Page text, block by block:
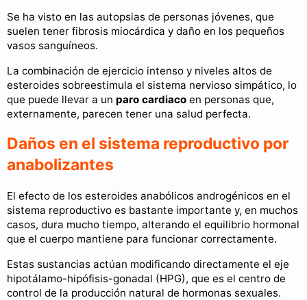
Se ha visto en las autopsias de personas jóvenes, que
suelen tener fibrosis miocárdica y daño en los pequeños
vasos sanguíneos.
La combinación de ejercicio intenso y niveles altos de
esteroides sobreestimula el sistema nervioso simpático, lo
que puede llevar a un paro cardiaco en personas que,
externamente, parecen tener una salud perfecta.
Daños en el sistema reproductivo por
anabolizantes
El efecto de los esteroides anabólicos androgénicos en el
sistema reproductivo es bastante importante y, en muchos
casos, dura mucho tiempo, alterando el equilibrio hormonal
que el cuerpo mantiene para funcionar correctamente.
Estas sustancias actúan modificando directamente el eje
hipotálamo-hipófisis-gonadal (HPG), que es el centro de
control de la producción natural de hormonas sexuales.